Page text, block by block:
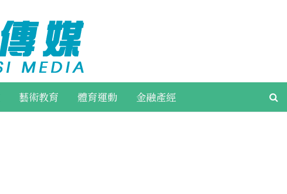
藝術教育 體育運動 金融產經